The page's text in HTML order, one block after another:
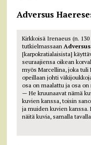
Adversus
Kirkkoisä Irenaeus (n.
tutkielmassaan
[karpokratialaisista]
seuraajiensa oikean
myös Marcellina, joka tuli
opeillaan johti
osa on maalattu ja osa
— He kruunaavat nämä
kuvien kanssa, toisin
ja muiden kuvien
näitä kuvia, samalla